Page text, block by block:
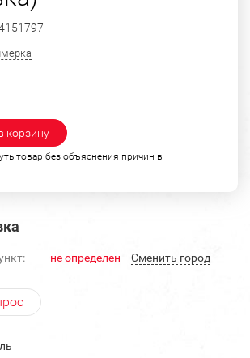
корзину
товар без объяснения причин в
не определен Cменить город